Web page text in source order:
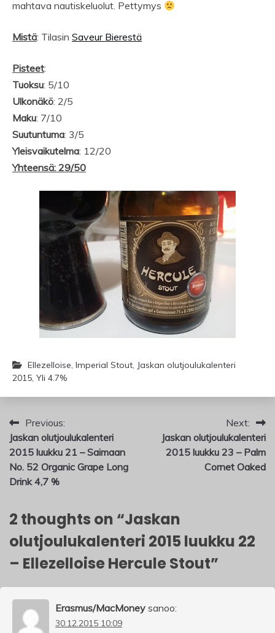
mahtava nautiskeluolut. Pettymys
Mistä: Tilasin Saveur Bierestä
Pisteet:
Tuoksu: 5/10
Ulkonäkö: 2/5
Maku: 7/10
Suutuntuma: 3/5
Yleisvaikutelma: 12/20
Yhteensä: 29/50
Ellezelloise, Imperial Stout, Jaskan olutjoulukalenteri
2015, Yli 4.7%
Artikkelien
selaus
Previous:
Jaskan olutjoulukalenteri
2015 luukku 21 – Saimaan
No. 52 Organic Grape Long
Drink 4,7 %
Next:
Jaskan olutjoulukalenteri
2015 luukku 23 – Palm
Cornet Oaked
2 thoughts on “Jaskan
olutjoulukalenteri 2015 luukku 22
– Ellezelloise Hercule Stout”
Erasmus/MacMoney sanoo:
30.12.2015 10:09